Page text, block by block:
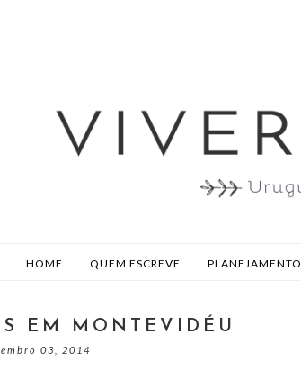
HOME QUEM ESCREVE PLANEJAMENTO
EM MONTEVIDÉU
03, 2014